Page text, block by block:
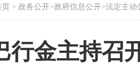
页 > 政务公开>政府信息公开>法定主动
行金主持召